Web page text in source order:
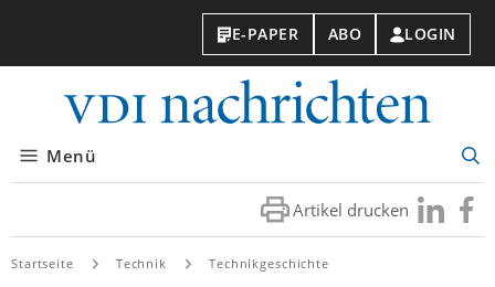
E-PAPER ABO LOGIN
Menü
Artikel drucken Besuchen
Sie
Sie
Startseite Technik Technikgeschichte